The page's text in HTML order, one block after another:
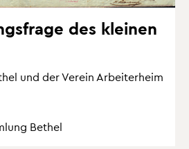
des klei­nen
und der Ver­ein Ar­bei­ter­heim
Be­thel